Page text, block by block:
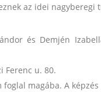
az idei nagyberegi
és Demjén
Ferenc u. 80.
magába. A